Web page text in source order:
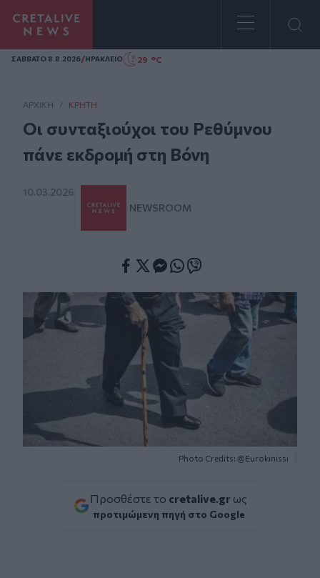
Homepage
ΣAΒΒΑΤΟ 8.8.2026/ΗΡΑΚΛΕΙΟ 29 °C
ΑΡΧΙΚΗ / ΚΡΉΤΗ
Οι συνταξιούχοι του Ρεθύμνου
πάνε εκδρομή στη Βόνη
10.03.2026
NEWSROOM
Photo Credits: @Eurokinissi
Προσθέστε το cretalive.gr ως
προτιμώμενη πηγή στο Google